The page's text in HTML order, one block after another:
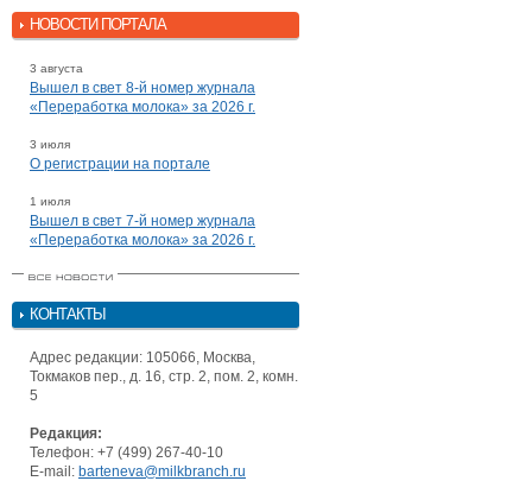
НОВОСТИ ПОРТАЛА
3 августа
Вышел в свет 8-й номер журнала
«Переработка молока» за 2026 г.
3 июля
О регистрации на портале
1 июля
Вышел в свет 7-й номер журнала
«Переработка молока» за 2026 г.
КОНТАКТЫ
Адрес редакции: 105066, Москва,
Токмаков пер., д. 16, стр. 2, пом. 2, комн.
5
Редакция:
Телефон: +7 (499) 267-40-10
E-mail: barteneva@milkbranch.ru